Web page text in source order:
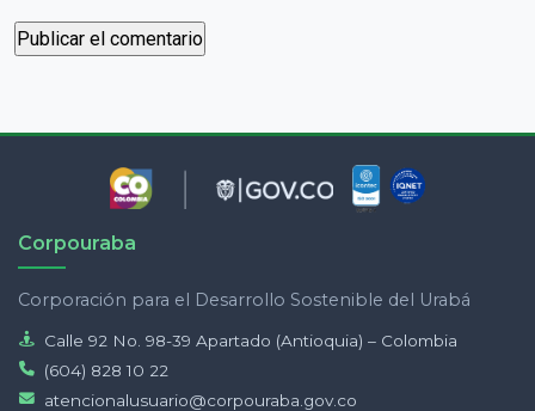
Corpouraba
Corporación para el Desarrollo Sostenible del Urabá
Calle 92 No. 98-39 Apartado (Antioquia) – Colombia
(604) 828 10 22
atencionalusuario@corpouraba.gov.co